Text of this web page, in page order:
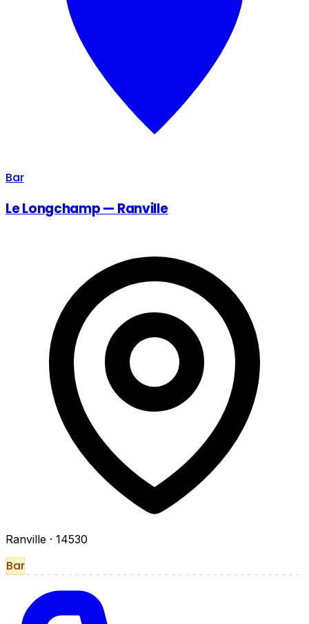
Bar
Le Longchamp — Ranville
Ranville · 14530
Bar